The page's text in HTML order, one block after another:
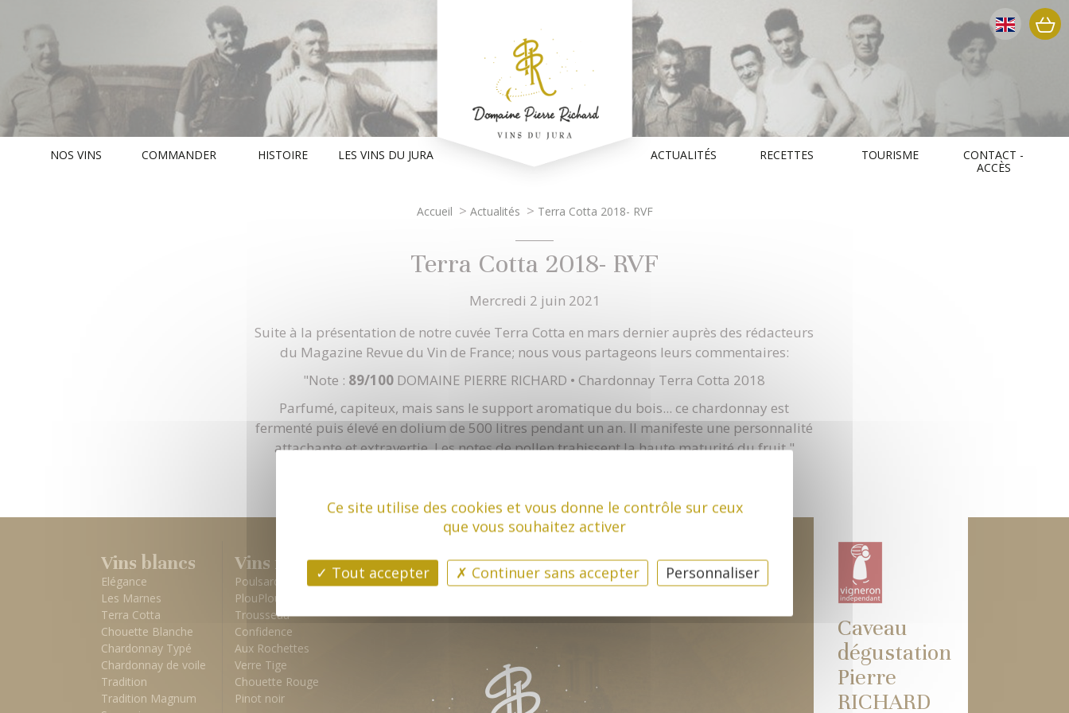
NOS VINS COMMANDER HISTOIRE LES VINS DU JURA ACTUALITÉS RECETTES TOURISME
CONTACT -
ACCÈS
Accueil > Actualités > Terra Cotta 2018- RVF
Terra Cotta 2018- RVF
Mercredi 2 juin 2021
Suite à la présentation de notre cuvée Terra Cotta en mars dernier auprès des rédacteurs
du Magazine Revue du Vin de France; nous vous partageons leurs commentaires:
"Note : 89/100 DOMAINE PIERRE RICHARD • Chardonnay Terra Cotta 2018
Parfumé, capiteux, mais sans le support aromatique du bois... ce chardonnay est
fermenté puis élevé en dolium de 500 litres pendant un an. Il manifeste une personnalité
attachante et extravertie. Les notes de pollen trahissent la haute maturité du fruit."
Vins blancs
Elégance
Les Marnes
Terra Cotta
Chouette Blanche
Chardonnay Typé
Chardonnay de voile
Tradition
Tradition Magnum
Vins rouges
Poulsard
PlouPlou d'or
Trousseau
Confidence
Aux Rochettes
Verre Tige
Chouette Rouge
Pinot noir
Caveau
dégustation
Pierre
RICHARD
Ce site utilise des cookies et vous donne le contrôle sur ceux
que vous souhaitez activer
Tout accepter Continuer sans accepter Personnaliser